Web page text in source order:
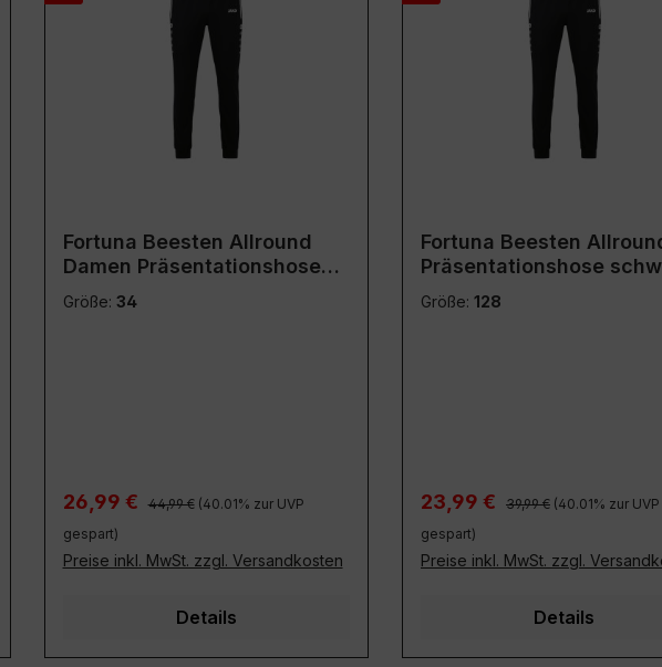
Fortuna Beesten Allround
Damen Präsentationshose
schwarz
Größe: 34
Verkaufspreis:
26,99 € Regulärer Preis:
44,99 € (40.01% zur UVP
gespart)
Preise inkl. MwSt. zzgl. Versandkosten
Details
Fortuna Beesten
Präsentationshose
Größe: 128
Verkaufspreis:
23,99 € Regulärer Preis:
39,99 € (40.01% zur UVP
gespart)
Preise inkl. MwSt. zzgl.
Details